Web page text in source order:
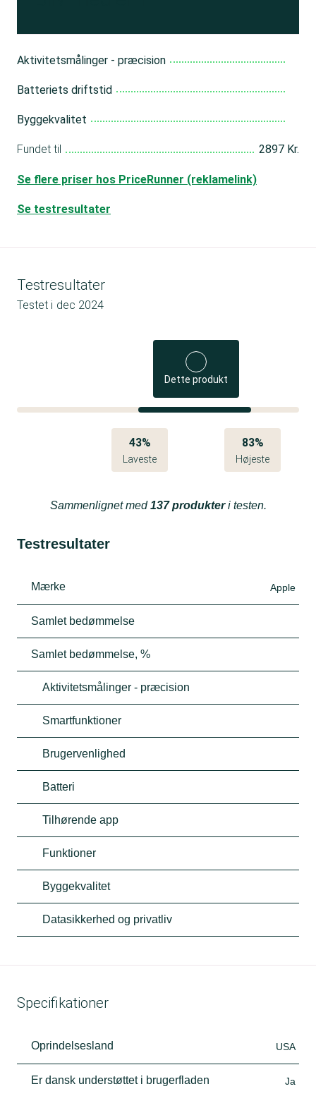
Aktivitetsmålinger - præcision
Batteriets driftstid
Byggekvalitet
Fundet til 2897 Kr.
Se flere priser hos PriceRunner (reklamelink)
Se testresultater
Testresultater
Testet i dec 2024
Dette produkt
43%
Laveste
83%
Højeste
Sammenlignet med137 produkteri testen.
Testresultater
Mærke Apple
Samlet bedømmelse
Samlet bedømmelse, %
Aktivitetsmålinger - præcision
Smartfunktioner
Brugervenlighed
Batteri
Tilhørende app
Funktioner
Byggekvalitet
Datasikkerhed og privatliv
Specifikationer
Oprindelsesland USA
Er dansk understøttet i brugerfladen Ja